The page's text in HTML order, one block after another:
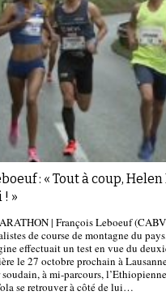
: « Tout à coup,
! »
| François Leboeuf
de course de montagne du
effectuait un test en vue du
le 27 octobre prochain à
à mi-parcours,
se retrouver à côté de lui…